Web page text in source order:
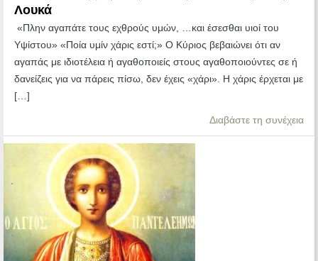
Λουκά
«Πλην αγαπάτε τους εχθρούς υμών, …και έσεσθαι υιοί του
Υψίστου» «Ποία υμίν χάρις εστί;» Ο Κύριος βεβαιώνει ότι αν
αγαπάς με ιδιοτέλεια ή αγαθοποιείς στους αγαθοποιούντες σε ή
δανείζεις για να πάρεις πίσω, δεν έχεις «χάρι». Η χάρις έρχεται με
[…]
Διαβάστε τη συνέχεια